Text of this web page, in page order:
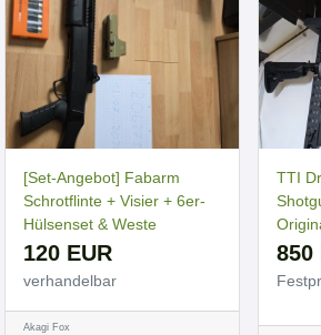
[Set-Angebot] Fabarm
Schrotflinte + Visier + 6er-
Hülsenset & Weste
120 EUR
verhandelbar
Akagi Fox
TTI
850